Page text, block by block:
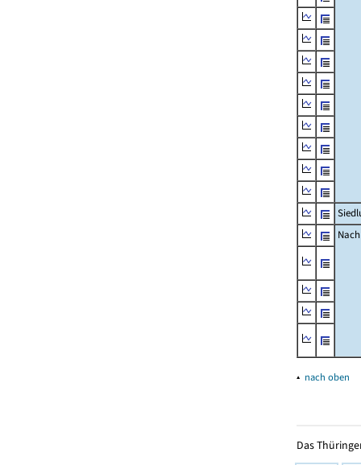
▴ nach oben
Das